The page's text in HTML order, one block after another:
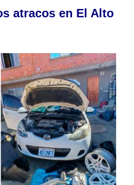
atracos en El Alto